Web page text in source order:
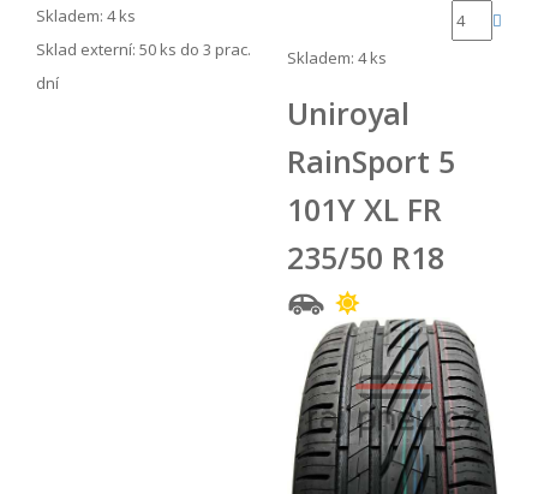
Skladem: 4 ks
Sklad externí: 50 ks do 3 prac.
dní
Skladem: 4 ks
Uniroyal
RainSport 5
101Y XL FR
235/50 R18